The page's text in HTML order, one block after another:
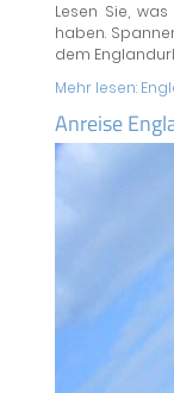
Lesen Sie,
haben.
dem
Mehr lesen:
Anreise